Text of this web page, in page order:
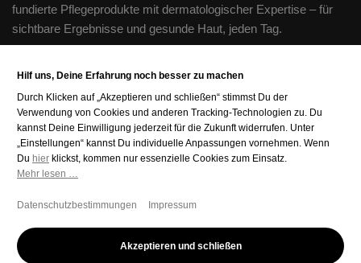
fundierte Pflegeprodukte mit dermatologischer Expertise – für
sichtbare Ergebnisse und gesunde Haut, jeden Tag.
FORMEL SKIN
HILFE
TOP PRODUKTE
L
a
Deutschland (EUR €)
Hilf uns, Deine Erfahrung noch besser zu machen
Durch Klicken auf „Akzeptieren und schließen“ stimmst Du der
Verwendung von Cookies und anderen Tracking-Technologien zu. Du
kannst Deine Einwilligung jederzeit für die Zukunft widerrufen. Unter
„Einstellungen“ kannst Du individuelle Anpassungen vornehmen. Wenn
Du hier klickst, kommen nur essenzielle Cookies zum Einsatz.
Mehr lesen …
Datenschutzbestimmungen Impressum
Akzeptieren und schließen